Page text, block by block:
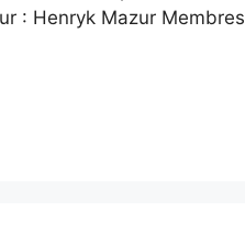
: Henryk Mazur Membres